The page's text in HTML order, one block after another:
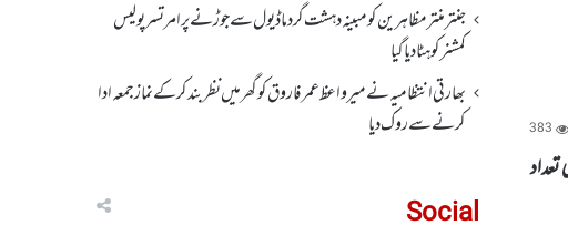
383
جنتر منتر مظاہرین کو مبینہ دہشت گرد ماڈیول سے جوڑنے پر امرتسر پولیس
کمشنر کو ہٹا دیاگیا
بھارتی انتظامیہ نے میر واعظ عمر فاروق کو گھر میں نظر بندکر کے نماز جمعہ ادا
کرنے سے روک دیا
Social